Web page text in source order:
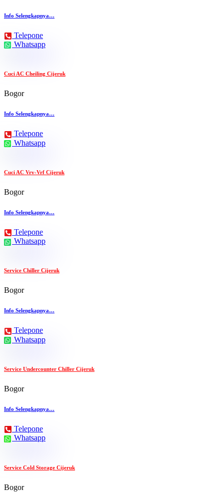
Info Selengkapnya…
Telepone
Whatsapp
Cuci AC Cheiling Cijeruk
Bogor
Info Selengkapnya…
Telepone
Whatsapp
Cuci AC Vrv-Vrf Cijeruk
Bogor
Info Selengkapnya…
Telepone
Whatsapp
Service Chiller Cijeruk
Bogor
Info Selengkapnya…
Telepone
Whatsapp
Service Undercounter Chiller Cijeruk
Bogor
Info Selengkapnya…
Telepone
Whatsapp
Service Cold Storage Cijeruk
Bogor